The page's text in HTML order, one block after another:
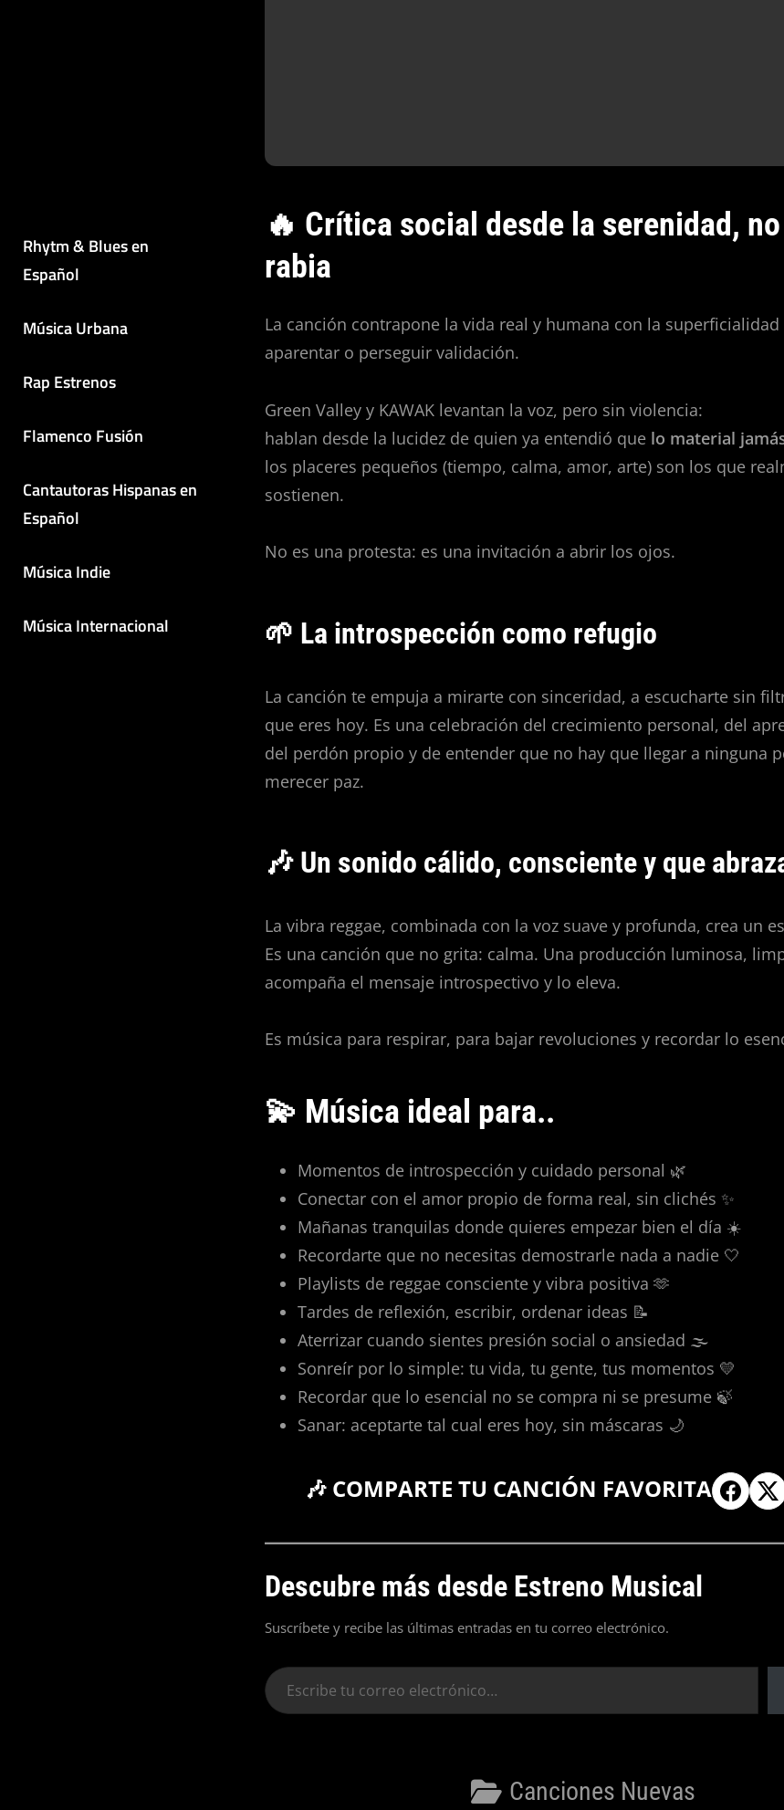
Rhytm & Blues en
Español
Música Urbana
Rap Estrenos
Flamenco Fusión
Cantautoras Hispanas en
Español
Música Indie
Música Internacional
🔥 Crítica social desde la serenidad,
rabia
La canción contrapone la vida real y humana con la superficialidad
aparentar o perseguir validación.
Green Valley y KAWAK levantan la voz, pero sin violencia:
hablan desde la lucidez de quien ya entendió que lo material
los placeres pequeños (tiempo, calma, amor, arte) son los que
sostienen.
No es una protesta: es una invitación a abrir los ojos.
🌱 La introspección como refugio
La canción te empuja a mirarte con sinceridad, a escucharte sin
que eres hoy. Es una celebración del crecimiento personal, del
del perdón propio y de entender que no hay que llegar a ninguna
merecer paz.
🎶 Un sonido cálido, consciente y que
La vibra reggae, combinada con la voz suave y profunda, crea un
Es una canción que no grita: calma. Una producción luminosa,
acompaña el mensaje introspectivo y lo eleva.
Es música para respirar, para bajar revoluciones y recordar lo
💫 Música ideal para..
Momentos de introspección y cuidado personal 🌿
Conectar con el amor propio de forma real, sin clichés ✨
Mañanas tranquilas donde quieres empezar bien el día ☀️
Recordarte que no necesitas demostrarle nada a nadie 🤍
Playlists de reggae consciente y vibra positiva 🫶
Tardes de reflexión, escribir, ordenar ideas 📝
Aterrizar cuando sientes presión social o ansiedad 🌫️
Sonreír por lo simple: tu vida, tu gente, tus momentos 💛
Recordar que lo esencial no se compra ni se presume 🍃
Sanar: aceptarte tal cual eres hoy, sin máscaras 🌙
🎶 COMPARTE TU CANCIÓN FAVORITA
Descubre más desde Estreno Musical
Suscríbete y recibe las últimas entradas en tu correo electrónico.
Escribe
tu
Categorías
Canciones Nuevas